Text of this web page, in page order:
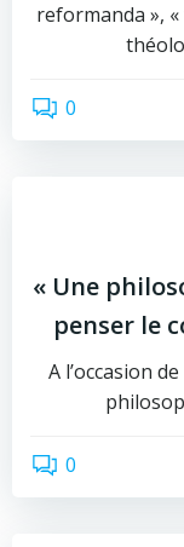
reformanda »,
0
« Une
penser le
A l’occasion
0